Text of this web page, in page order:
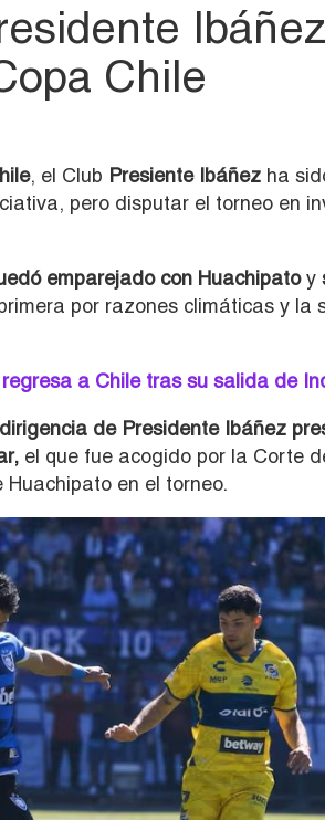
Chile
, el Club Presiente Ibáñez ha
pero disputar el torneo en
emparejado con Huachipatoy
por razones climáticas y la
a Chile tras su salida de
de Presidente Ibáñez
el que fue acogido por la Corte
en el torneo.